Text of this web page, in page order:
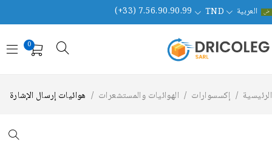
العربية TND
(+33) 7.56.90.90.99
0
إكسسوارات الهوائيات والمستشعرات هوائيات إرسال الإشارة